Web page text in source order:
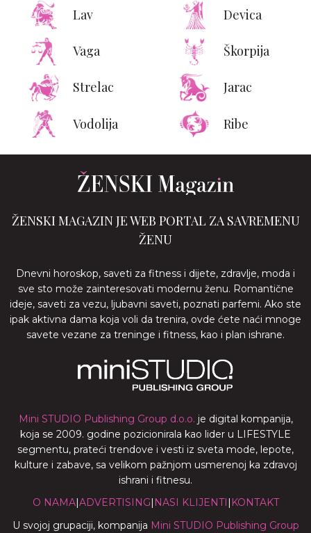
Lav Devica
Vaga Škorpija
Strelac Jarac
Vodolija Ribe
ŽENSKI MAGAZIN JE WEB PORTAL ZA SAVREMENU
ŽENU
Dnevni horoskop, saveti za fitness i dijete, zdravlje, moda i
sve sto može zainteresovati modernu ženu. Romantične
ideje, saveti za vezu, ljubavni saveti, poznati parfemi. Ako ste
ipak aktivna dama koja voli da trenira, ovde ćete naći mnoge
savete vezane za treninge i fitness, kao i plan ishrane.
Mini STUDIO Publishing Group d.o.o. je digital kompanija,
koja se 2009. godine pozicionirala kao lider u LIFESTYLE
segmentu, prateći trendove i vesti iz sveta mode, lepote,
kulture i zabave, sa velikom pažnjom usmerenoj ka zdravoj
ishrani i fitnesu.
O NAMA|ADVERTISING| NASI KLIJENTI | KONTAKT
U svojoj grupaciji, kompanija Mini STUDIO Publishing Group